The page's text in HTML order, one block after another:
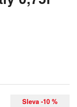
Sleva -10 %